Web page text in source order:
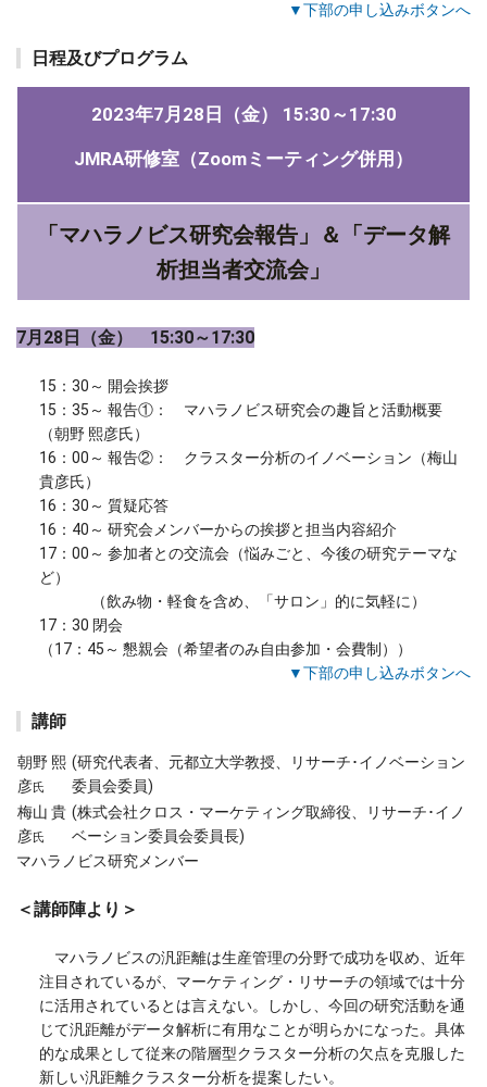
▼下部の申し込みボタンへ
日程及びプログラム
2023年7月28日（金） 15:30～17:30
JMRA研修室（Zoomミーティング併用）
「マハラノビス研究会報告」＆「データ解
析担当者交流会」
7月28日（金） 15:30～17:30
15：30～ 開会挨拶
15：35～ 報告①： マハラノビス研究会の趣旨と活動概要
（朝野 熙彦氏）
16：00～ 報告②： クラスター分析のイノベーション（梅山
貴彦氏）
16：30～ 質疑応答
16：40～ 研究会メンバーからの挨拶と担当内容紹介
17：00～ 参加者との交流会（悩みごと、今後の研究テーマな
ど）
（飲み物・軽食を含め、「サロン」的に気軽に）
17：30 閉会
（17：45～ 懇親会（希望者のみ自由参加・会費制））
▼下部の申し込みボタンへ
講師
朝野 熙
彦氏
(研究代表者、元都立大学教授、リサーチ･イノベーション
委員会委員)
梅山 貴
彦氏
(株式会社クロス・マーケティング取締役、リサーチ･イノ
ベーション委員会委員長)
マハラノビス研究メンバー
＜講師陣より＞
マハラノビスの汎距離は生産管理の分野で成功を収め、近年
注目されているが、マーケティング・リサーチの領域では十分
に活用されているとは言えない。しかし、今回の研究活動を通
じて汎距離がデータ解析に有用なことが明らかになった。具体
的な成果として従来の階層型クラスター分析の欠点を克服した
新しい汎距離クラスター分析を提案したい。